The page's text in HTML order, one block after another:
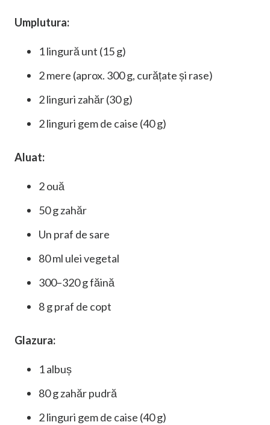
Umplutura:
1 lingură unt (15 g)
2 mere (aprox. 300 g, curățate și rase)
2 linguri zahăr (30 g)
2 linguri gem de caise (40 g)
Aluat:
2 ouă
50 g zahăr
Un praf de sare
80 ml ulei vegetal
300–320 g făină
8 g praf de copt
Glazura:
1 albuș
80 g zahăr pudră
2 linguri gem de caise (40 g)